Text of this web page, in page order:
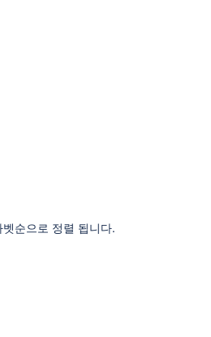
순으로 정렬 됩니다.